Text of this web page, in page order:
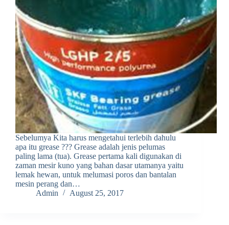
Sebelumya Kita harus mengetahui terlebih dahulu
apa itu grease ??? Grease adalah jenis pelumas
paling lama (tua). Grease pertama kali digunakan di
zaman mesir kuno yang bahan dasar utamanya yaitu
lemak hewan, untuk melumasi poros dan bantalan
mesin perang dan…
Admin
August 25, 2017